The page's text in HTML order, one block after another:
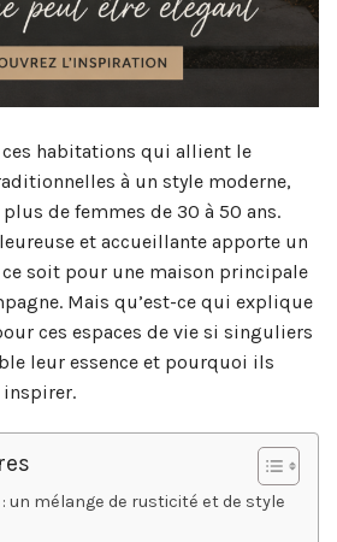
habitations qui allient le
à un style moderne,
de femmes de 30 à 50 ans.
et accueillante apporte un
soit pour une maison principale
Mais qu’est-ce qui explique
ces espaces de vie si singuliers
leur essence et pourquoi ils
un mélange de rusticité et de style